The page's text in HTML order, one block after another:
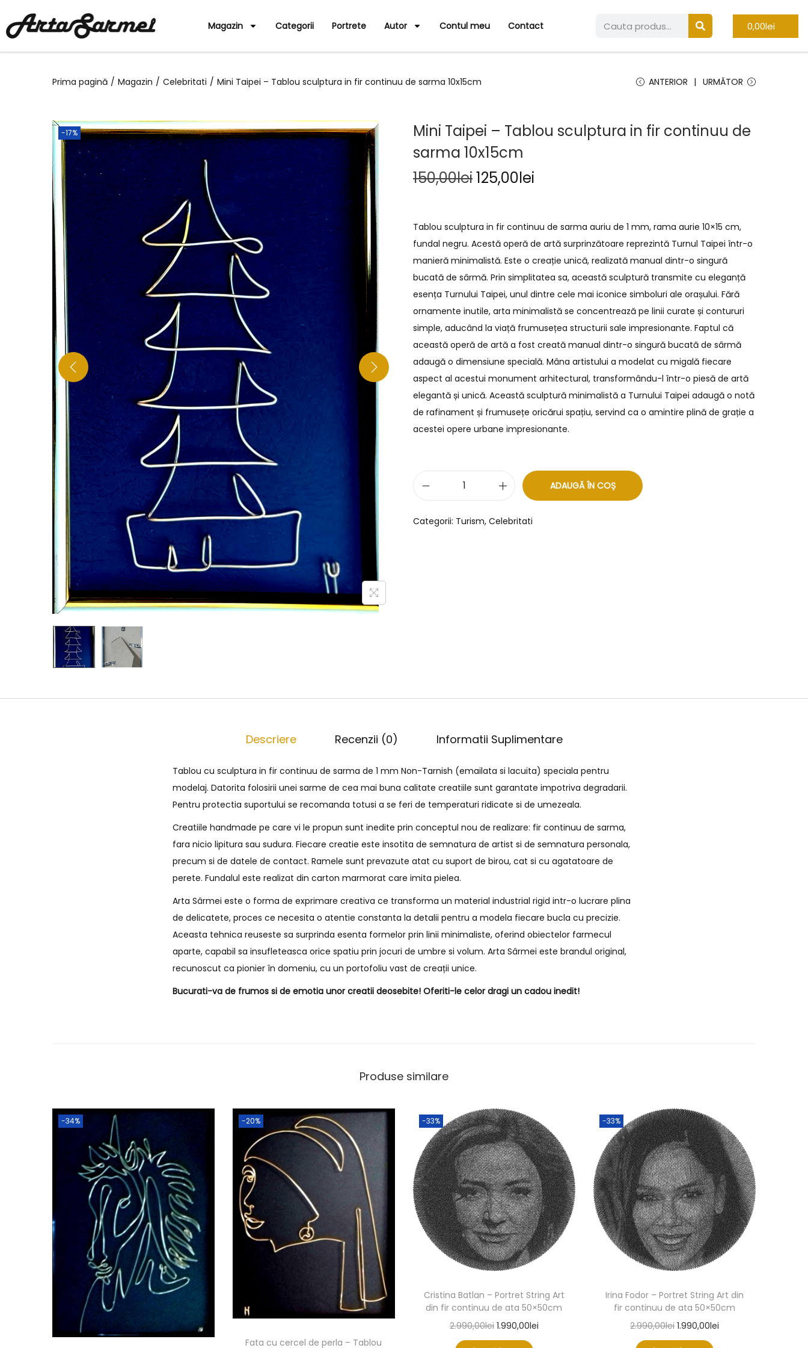
Magazin Categorii Portrete Autor Contul meu Contact 0,00lei
Prima pagină / Magazin / Celebritati / Mini Taipei – Tablou sculptura in fir continuu de sarma 10x15cm ANTERIOR URMĂTOR
-17%
Mini Taipei – Tablou sculptura in fir continuu de
sarma 10x15cm
150,00lei125,00lei
Tablou sculptura in fir continuu de sarma auriu de 1 mm, rama aurie 10×15 cm,
fundal negru. Acestă operă de artă surprinzătoare reprezintă Turnul Taipei într-o
manieră minimalistă. Este o creație unică, realizată manual dintr-o singură
bucată de sârmă. Prin simplitatea sa, această sculptură transmite cu eleganță
esența Turnului Taipei, unul dintre cele mai iconice simboluri ale orașului. Fără
ornamente inutile, arta minimalistă se concentrează pe linii curate și contururi
simple, aducând la viață frumusețea structurii sale impresionante. Faptul că
această operă de artă a fost creată manual dintr-o singură bucată de sârmă
adaugă o dimensiune specială. Mâna artistului a modelat cu migală fiecare
aspect al acestui monument arhitectural, transformându-l într-o piesă de artă
elegantă și unică. Această sculptură minimalistă a Turnului Taipei adaugă o notă
de rafinament și frumusețe oricărui spațiu, servind ca o amintire plină de grație a
acestei opere urbane impresionante.
ADAUGĂ ÎN COȘ
Categorii: Turism, Celebritati
Descriere Recenzii (0) Informatii Suplimentare
Tablou cu sculptura in fir continuu de sarma de 1 mm Non-Tarnish (emailata si lacuita) speciala pentru
modelaj. Datorita folosirii unei sarme de cea mai buna calitate creatiile sunt garantate impotriva degradarii.
Pentru protectia suportului se recomanda totusi a se feri de temperaturi ridicate si de umezeala.
Creatiile handmade pe care vi le propun sunt inedite prin conceptul nou de realizare: fir continuu de sarma,
fara nicio lipitura sau sudura. Fiecare creatie este insotita de semnatura de artist si de semnatura personala,
precum si de datele de contact. Ramele sunt prevazute atat cu suport de birou, cat si cu agatatoare de
perete. Fundalul este realizat din carton marmorat care imita pielea.
Arta Sârmei este o forma de exprimare creativa ce transforma un material industrial rigid intr-o lucrare plina
de delicatete, proces ce necesita o atentie constanta la detalii pentru a modela fiecare bucla cu precizie.
Aceasta tehnica reuseste sa surprinda esenta formelor prin linii minimaliste, oferind obiectelor farmecul
aparte, capabil sa insufleteasca orice spatiu prin jocuri de umbre si volum. Arta Sârmei este brandul original,
recunoscut ca pionier în domeniu, cu un portofoliu vast de creații unice.
Bucurati-va de frumos si de emotia unor creatii deosebite! Oferiti-le celor dragi un cadou inedit!
Produse similare
-34% -20%
Fata cu cercel de perla – Tablou
-33%
Cristina Batlan – Portret String Art
din fir continuu de ata 50×50cm
2.990,00lei 1.990,00lei
-33%
Irina Fodor – Portret String Art din
fir continuu de ata 50×50cm
2.990,00lei 1.990,00lei